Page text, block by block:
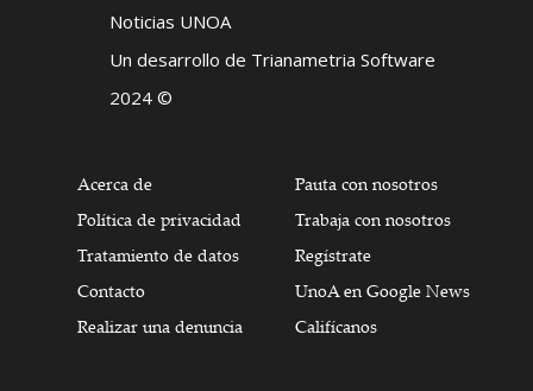
Noticias UNOA
Un desarrollo de Trianametria Software
2024 ©
Acerca de
Política de privacidad
Tratamiento de datos
Contacto
Realizar una denuncia
Pauta con nosotros
Trabaja con nosotros
Regístrate
UnoA en Google News
Califícanos